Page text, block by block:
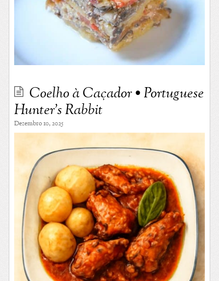
Coelho à Caçador • Portuguese
Hunter’s Rabbit
Dezembro 10, 2025